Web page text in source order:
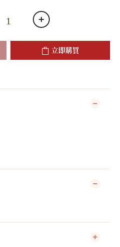
立即購買